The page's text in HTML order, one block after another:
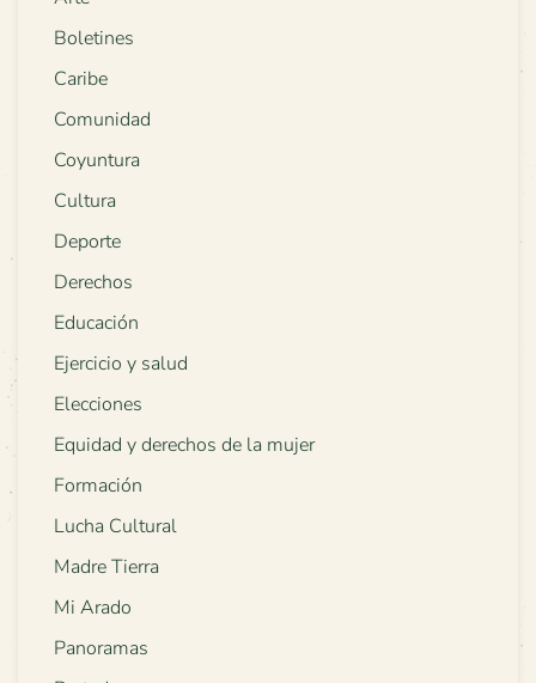
Boletines
Caribe
Comunidad
Coyuntura
Cultura
Deporte
Derechos
Educación
Ejercicio y salud
Elecciones
Equidad y derechos de la mujer
Formación
Lucha Cultural
Madre Tierra
Mi Arado
Panoramas